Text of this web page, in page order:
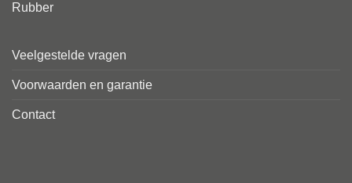
Rubber
Veelgestelde vragen
Voorwaarden en garantie
Contact